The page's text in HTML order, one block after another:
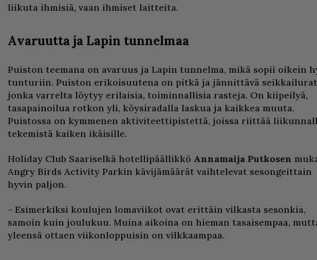
liikuta ihmisiä, vaan ihmiset laitteita.
Avaruutta ja Lapin tunnelmaa
Puiston teemana on avaruus ja Lapin tunnelma, mikä sopii oikein
tunturiin. Puiston erikoisuutena on pitkä ja jännittävä
jonka varrelta löytyy erilaisia, toiminnallisia rasteja. On kiipeilyä,
tasapainoilua rotkon yli, köysiradalla laskua ja kaikkea muuta.
Puistossa on kymmenen aktiviteettipistettä, joissa riittää
tekemistä kaiken ikäisille.
Holiday Club Saariselkä hotellipäällikkö Annamaija Putkosen
Angry Birds Activity Parkin kävijämäärät vaihtelevat sesongeittain
hyvin paljon.
– Esimerkiksi koulujen lomaviikot ovat erittäin vilkasta sesonkia,
samoin kuin joulukuu. Muina aikoina on hieman tasaisempaa,
yleensä ottaen viikonloppuisin on vilkkaampaa.